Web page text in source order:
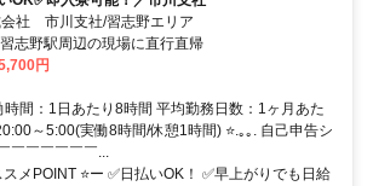
会社 市川支社/習志野エリア
志野駅周辺の現場に直行直帰
円
間：1日あたり8時間 平均勤務日数：1ヶ月あた
～5:00(実働8時間/休憩1時間) ⭐.｡｡. 自己申告シ
￣￣￣￣￣￣...
メPOINT ⭐ー ✅日払いOK！ ✅早上がりでも日給